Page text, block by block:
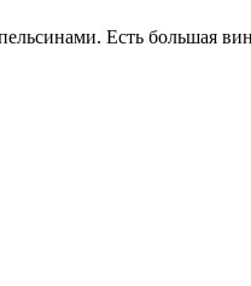
Есть большая